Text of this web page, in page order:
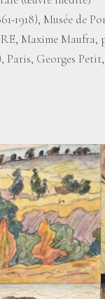
1918), Musée de
Maxime Maufra,
Paris, Georges